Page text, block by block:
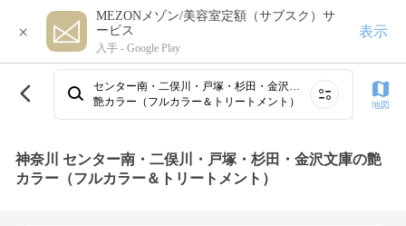
×
MEZONメゾン/美容室定額（サブスク）サ
ービス
入手 - Google Play
表示
艶カラー（フルカラー＆トリートメント）
地図
神奈川 センター南・二俣川・戸塚・杉田・金沢文庫の艶
カラー（フルカラー＆トリートメント）